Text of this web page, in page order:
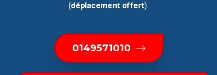
(déplacement offert).
0149571010